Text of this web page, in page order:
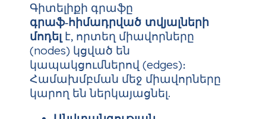
Գիտելիքի գրաֆը
գրաֆ‑հիմադրված տվյալների
մոդել է, որտեղ միավորները
(nodes) կցված են
կապակցումներով (edges)։
Համախմբման մեջ միավորները
կարող են ներկայացնել.